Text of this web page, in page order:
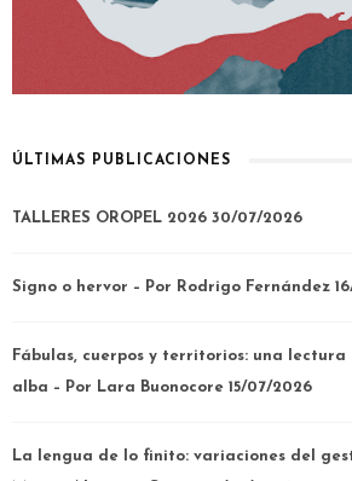
ÚLTIMAS PUBLICACIONES
TALLERES OROPEL 2026 30/07/2026
Signo o hervor – Por Rodrigo Fernández
Fábulas, cuerpos y territorios: una lectura
alba – Por Lara Buonocore 15/07/2026
La lengua de lo finito: variaciones del